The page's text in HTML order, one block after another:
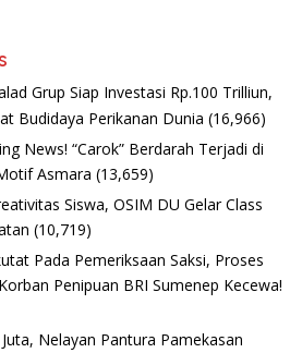
Grup Siap Investasi Rp.100 Trilliun,
Budidaya Perikanan Dunia (16,966)
News! “Carok” Berdarah Terjadi di
Asmara (13,659)
Siswa, OSIM DU Gelar Class
(10,719)
Pada Pemeriksaan Saksi, Proses
Penipuan BRI Sumenep Kecewa!
Nelayan Pantura Pamekasan